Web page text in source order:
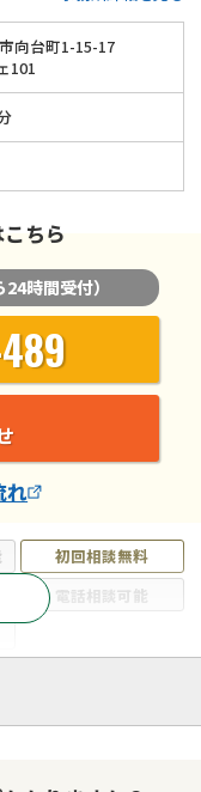
ートします！
初回相談無料
電話相談可能
相続登記
向台町1-15-17
101
ちら
時間受付）
れ